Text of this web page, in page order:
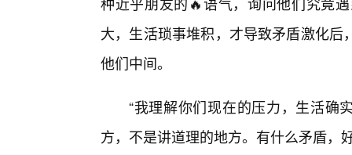
大，生活琐事堆积，才导致矛盾激化
他们中间。
“我理解你们现在的压力，生活确
方，不是讲道理的地方。有什么矛盾，